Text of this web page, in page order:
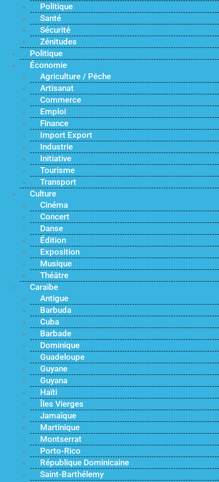
Politique
Santé
Sécurité
Zénitudes
Politique
Économie
Agriculture / Pêche
Artisanat
Commerce
Emploi
Finance
Import Export
Industrie
Initiative
Tourisme
Transport
Culture
Cinéma
Concert
Danse
Édition
Exposition
Musique
Théâtre
Caraïbe
Antigue
Barbuda
Cuba
Barbade
Dominique
Guadeloupe
Guyane
Guyana
Haïti
Îles Vierges
Jamaïque
Martinique
Montserrat
Porto-Rico
République Dominicaine
Saint-Barthélemy